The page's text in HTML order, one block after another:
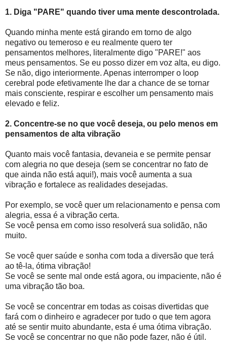
1. Diga "PARE" quando tiver uma mente descontrolada.
Quando minha mente está girando em torno de algo
negativo ou temeroso e eu realmente quero ter
pensamentos melhores, literalmente digo "PARE!" aos
meus pensamentos. Se eu posso dizer em voz alta, eu digo.
Se não, digo interiormente. Apenas interromper o loop
cerebral pode efetivamente lhe dar a chance de se tornar
mais consciente, respirar e escolher um pensamento mais
elevado e feliz.
2. Concentre-se no que você deseja, ou pelo menos em
pensamentos de alta vibração
Quanto mais você fantasia, devaneia e se permite pensar
com alegria no que deseja (sem se concentrar no fato de
que ainda não está aqui!), mais você aumenta a sua
vibração e fortalece as realidades desejadas.
Por exemplo, se você quer um relacionamento e pensa com
alegria, essa é a vibração certa.
Se você pensa em como isso resolverá sua solidão, não
muito.
Se você quer saúde e sonha com toda a diversão que terá
ao tê-la, ótima vibração!
Se você se sente mal onde está agora, ou impaciente, não é
uma vibração tão boa.
Se você se concentrar em todas as coisas divertidas que
fará com o dinheiro e agradecer por tudo o que tem agora
até se sentir muito abundante, esta é uma ótima vibração.
Se você se concentrar no que não pode fazer, não é útil.